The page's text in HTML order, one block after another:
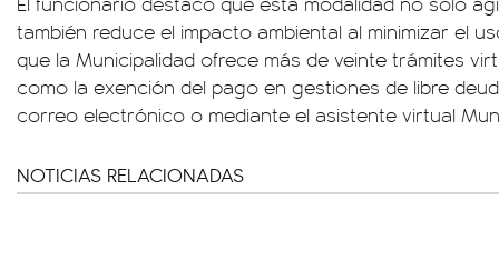
también reduce el impacto ambiental al minimizar el
que la Municipalidad ofrece más de veinte trámites
como la exención del pago en gestiones de libre
correo electrónico o mediante el asistente virtual
NOTICIAS RELACIONADAS